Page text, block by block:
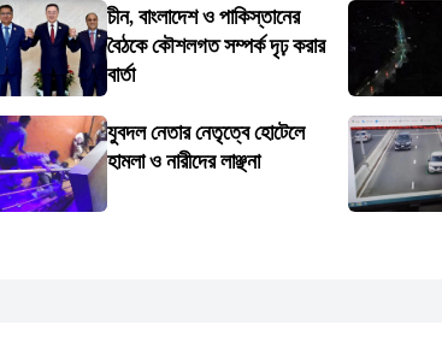
চীন, বাংলাদেশ ও পাকিস্তানের
বৈঠকে কৌশলগত সম্পর্ক দৃঢ় করার
বার্তা
যুবদল নেতার নেতৃত্বে হোটেলে
হামলা ও নারীদের লাঞ্ছনা